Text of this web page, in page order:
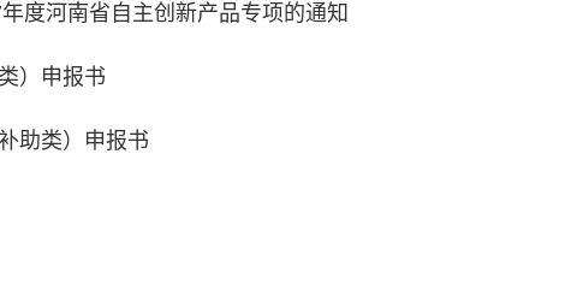
年度河南省自主创新产品专项的通知
）申报书
助类）申报书